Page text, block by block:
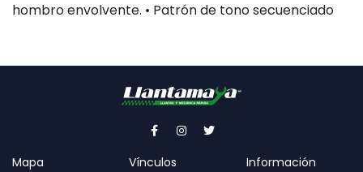
hombro envolvente. • Patrón de tono secuenciado
Mapa Vínculos Información